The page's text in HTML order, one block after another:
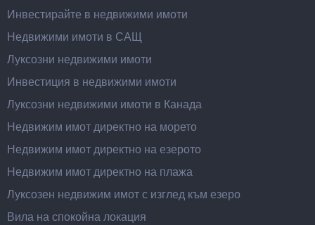
Инвестирайте в недвижими имоти
Недвижими имоти в САЩ
Луксозни недвижими имоти
Инвестиция в недвижими имоти
Луксозни недвижими имоти в Канада
Недвижим имот директно на морето
Недвижим имот директно на езерото
Недвижим имот директно на плажа
Луксозен недвижим имот с изглед към езеро
Вила на спокойна локация